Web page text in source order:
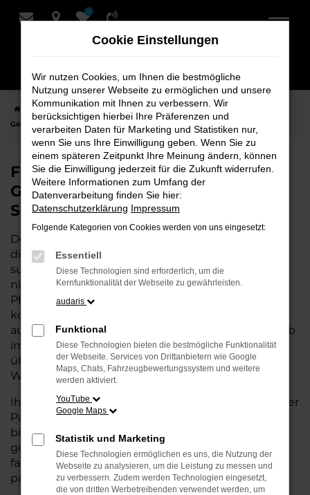
Zum
0
Startseite Stuhr VW VW ID.4
Finden Sie Ihren VW ID.4
Gebrauchtwagen für Stuhr bei Schmidt + Koch
Finden Sie Ihren VW ID.4
Gebrauchtwagen für Stuhr bei
Schmidt + Koch
Der VW ID.4 ist die perfekte Wahl für alle in Stuhr,
die ein zuverlässiges und modernes Fahrzeug
suchen. Mit seiner erstklassigen Ausstattung, der
niedrigen Laufleistung und der ausgezeichneten
Pflege ist dieser Gebrauchtwagen eine
kostengünstige Alternative zum Neuwagen, ohne
auf Komfort und Qualität verzichten zu müssen. Ob
im Stadtverkehr oder für längere Fahrten, der ID.4
überzeugt durch Fahrkomfort, Sicherheit und
Wirtschaftlichkeit.
Ihr VW Autohaus in Stuhr ist Ihr vertrauenswürdiger
Partner, wenn es um Gebrauchtwagen geht. Wir
bieten Ihnen nicht nur eine große Auswahl an
geprüften Fahrzeugen, sondern auch eine
fachkundige Beratung, damit Sie das für Sie
passende Modell finden.
Cookie Einstellungen
Wir nutzen Cookies, um Ihnen die bestmögliche
Nutzung unserer Webseite zu ermöglichen und unsere
Kommunikation mit Ihnen zu verbessern. Wir
berücksichtigen hierbei Ihre Präferenzen und
verarbeiten Daten für Marketing und Statistiken nur,
wenn Sie uns Ihre Einwilligung geben. Wenn Sie zu
einem späteren Zeitpunkt Ihre Meinung ändern, können
Sie die Einwilligung jederzeit für die Zukunft widerrufen.
Weitere Informationen zum Umfang der
Datenverarbeitung finden Sie hier:
Datenschutzerklärung Impressum
Folgende Kategorien von Cookies werden von uns eingesetzt:
Essentiell
Diese Technologien sind erforderlich, um die
Kernfunktionalität der Webseite zu gewährleisten.
audaris
Funktional
Diese Technologien bieten die bestmögliche Funktionalität
der Webseite. Services von Drittanbietern wie Google
Maps, Chats, Fahrzeugbewertungssystem und weitere
werden aktiviert.
YouTube
Google Maps
Statistik und Marketing
Diese Technologien ermöglichen es uns, die Nutzung der
Webseite zu analysieren, um die Leistung zu messen und
zu verbessern. Zudem werden Technologien eingesetzt,
die von dritten Werbetreibenden verwendet werden, um